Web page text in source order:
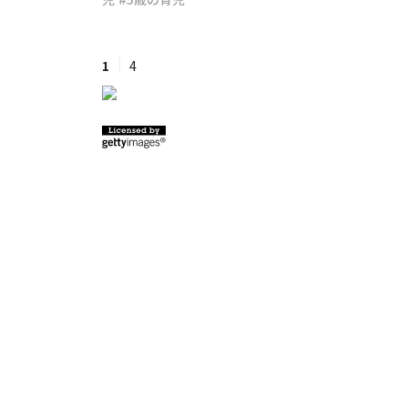
#ワンオペ育児
#渡邊大地の令和的ワーパパ道
1 4